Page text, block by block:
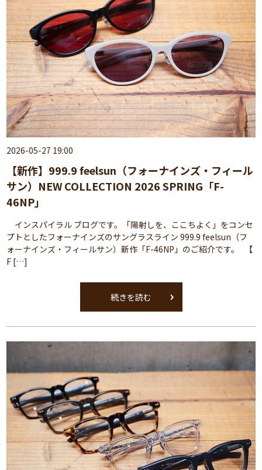
2026-05-27 19:00
【新作】999.9 feelsun（フォーナインズ・フィール
サン）NEW COLLECTION 2026 SPRING「F-
46NP」
インスパイラル ブログです。「陽射しを、ここちよく」をコンセ
プトとしたフォーナインズのサングラスライン 999.9 feelsun（フ
ォーナインズ・フィールサン）新作「F-46NP」のご紹介です。 【
F […]
続きを読む